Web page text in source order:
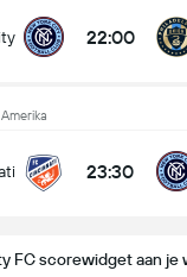
22:00
23:30
FC scorewidget aan je
New York City
minder dan